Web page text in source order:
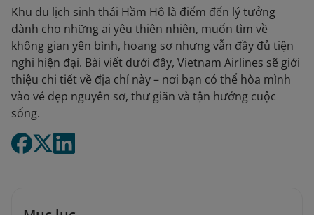
Khu du lịch sinh thái Hầm Hô là điểm đến lý tưởng
dành cho những ai yêu thiên nhiên, muốn tìm về
không gian yên bình, hoang sơ nhưng vẫn đầy đủ tiện
nghi hiện đại. Bài viết dưới đây, Vietnam Airlines sẽ giới
thiệu chi tiết về địa chỉ này – nơi bạn có thể hòa mình
vào vẻ đẹp nguyên sơ, thư giãn và tận hưởng cuộc
sống.